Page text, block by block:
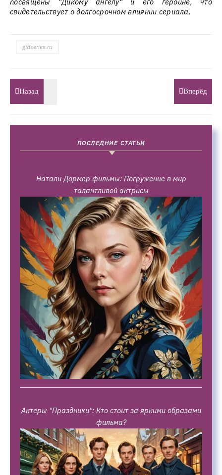
свидетельствует о долгосрочном влиянии сериала.
gidseries.ru
Назад Вперёд
ПОСЛЕДНИЕ СТАТЬИ
Натали Дормер фильмы: Погружение в мир
талантливой актрисы
Актеры "Праздники": Кто стоит за яркими образами
фильма?